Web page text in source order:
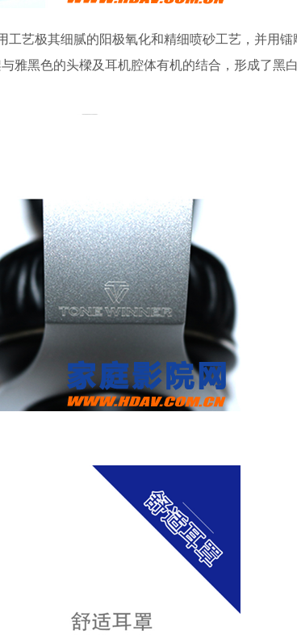
艺极其细腻的阳极氧化和精细喷砂工艺，并用镭
雅黑色的头樑及耳机腔体有机的结合，形成了黑